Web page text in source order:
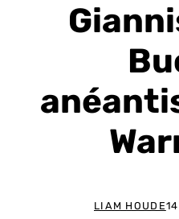
LIAM HOUDE